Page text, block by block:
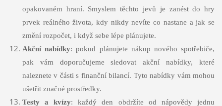
opakovaném hraní. Smyslem těchto jevů je zanést do hry
prvek reálného života, kdy nikdy nevíte co nastane a jak se
změní rozpočet, i když sebe lépe plánujete.
Akční nabídky: pokud plánujete nákup nového spotřebiče,
pak vám doporučujeme sledovat akční nabídky, které
naleznete v části s finanční bilancí. Tyto nabídky vám mohou
ušetřit značné prostředky.
Testy a kvízy: každý den obdržíte od nápovědy jednu